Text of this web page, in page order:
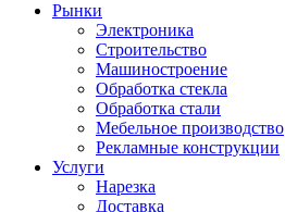
Рынки
Электроника
Строительство
Машиностроение
Обработка стекла
Обработка стали
Мебельное производство
Рекламные конструкции
Услуги
Нарезка
Доставка